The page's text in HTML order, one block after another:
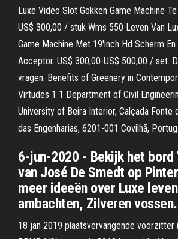
Luxe Video Slot Gokken Game Machine
US$ 300,00 / stuk Wms 550 Leven Van
Game Machine Met 19'inch Hd Scherm
Acceptor. US$ 300,00-US$ 500,00 / set.
vragen. Benefits of Greenery in
Virtudes 1 1 Department of Civil
University of Beira Interior, Calçada Fonte
das Engenharias, 6201-001 Covilhã,
6-jun-2020 - Bekijk het bord
van José De Smedt op
meer ideeën over Luxe
ambachten, Zilveren vossen.
18 jan 2019 plaatsvervangende voorzitter